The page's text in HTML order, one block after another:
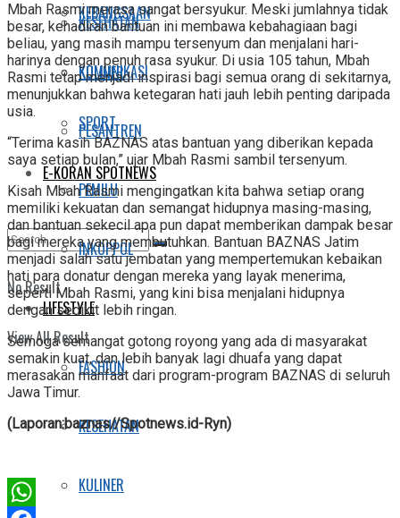
KESEHATAN
KULINER
SPORT
E-KORAN SPOTNEWS
No Result
View All Result
KEBANGSAAN
KOMUNIKASI
PESANTREN
PEMILU
INKOPPOL
LIFESTYLE
FASHION
KESEHATAN
KULINER
Mbah Rasmi merasa sangat bersyukur. Meski jumlahnya tidak
besar, kehadiran bantuan ini membawa kebahagiaan bagi
beliau, yang masih mampu tersenyum dan menjalani hari-
harinya dengan penuh rasa syukur. Di usia 105 tahun, Mbah
Rasmi tetap menjadi inspirasi bagi semua orang di sekitarnya,
menunjukkan bahwa ketegaran hati jauh lebih penting daripada
usia.
“Terima kasih BAZNAS atas bantuan yang diberikan kepada
saya setiap bulan,” ujar Mbah Rasmi sambil tersenyum.
Kisah Mbah Rasmi mengingatkan kita bahwa setiap orang
memiliki kekuatan dan semangat hidupnya masing-masing,
dan bantuan sekecil apa pun dapat memberikan dampak besar
bagi mereka yang membutuhkan. Bantuan BAZNAS Jatim
menjadi salah satu jembatan yang mempertemukan kebaikan
hati para donatur dengan mereka yang layak menerima,
seperti Mbah Rasmi, yang kini bisa menjalani hidupnya
dengan sedikit lebih ringan.
Semoga semangat gotong royong yang ada di masyarakat
semakin kuat, dan lebih banyak lagi dhuafa yang dapat
merasakan manfaat dari program-program BAZNAS di seluruh
Jawa Timur.
(Laporan:baznas//Spotnews.id-Ryn)